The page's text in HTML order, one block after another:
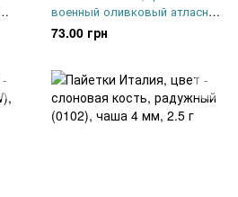
военный оливковый атласный
(766W), чаша 4 мм, 2.5 г
73.00 грн